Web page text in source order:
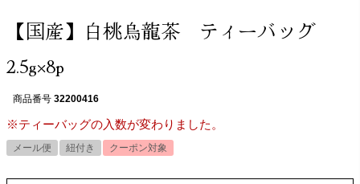
【国産】白桃烏龍茶 ティーバッグ
2.5g×8p
商品番号 32200416
※ティーバッグの入数が変わりました。
メール便 紐付き クーポン対象